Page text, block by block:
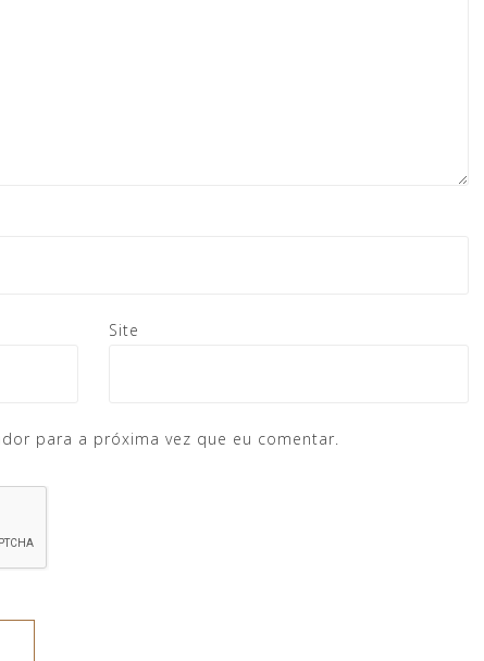
Site
para a próxima vez que eu comentar.